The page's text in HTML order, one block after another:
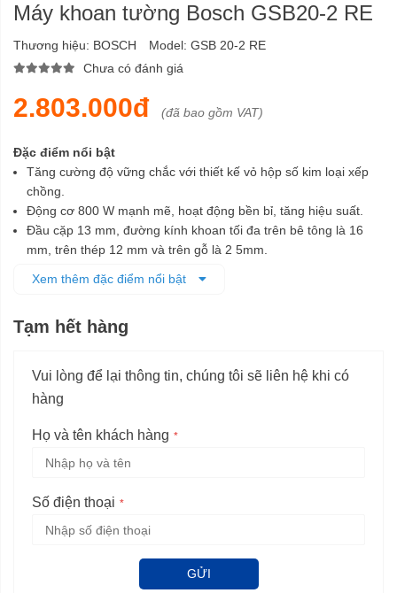
Máy khoan tường Bosch GSB20-2 RE
Thương hiệu: BOSCH Model: GSB 20-2 RE
Chưa có đánh giá
2.803.000đ (đã bao gồm VAT)
Đặc điểm nổi bật
Tăng cường độ vững chắc với thiết kế vỏ hộp số kim loại xếp
chồng.
Động cơ 800 W mạnh mẽ, hoạt động bền bỉ, tăng hiệu suất.
Đầu cặp 13 mm, đường kính khoan tối đa trên bê tông là 16
mm, trên thép 12 mm và trên gỗ là 2 5mm.
tăng tính linh hoạt.
Xem thêm đặc điểm nổi bật
Tạm hết hàng
Vui lòng để lại thông tin, chúng tôi sẽ liên hệ khi có
hàng
Họ và tên khách hàng
Số điện thoại
GỬI